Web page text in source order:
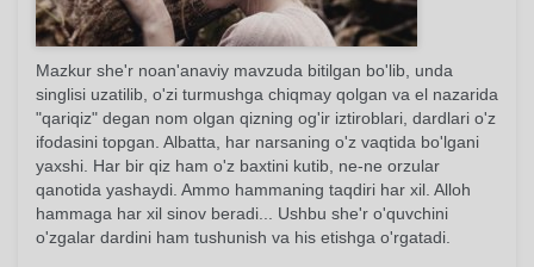
Mazkur she'r noan'anaviy mavzuda bitilgan bo'lib, unda
singlisi uzatilib, o'zi turmushga chiqmay qolgan va el nazarida
"qariqiz" degan nom olgan qizning og'ir iztiroblari, dardlari o'z
ifodasini topgan. Albatta, har narsaning o'z vaqtida bo'lgani
yaxshi. Har bir qiz ham o'z baxtini kutib, ne-ne orzular
qanotida yashaydi. Ammo hammaning taqdiri har xil. Alloh
hammaga har xil sinov beradi... Ushbu she'r o'quvchini
o'zgalar dardini ham tushunish va his etishga o'rgatadi.